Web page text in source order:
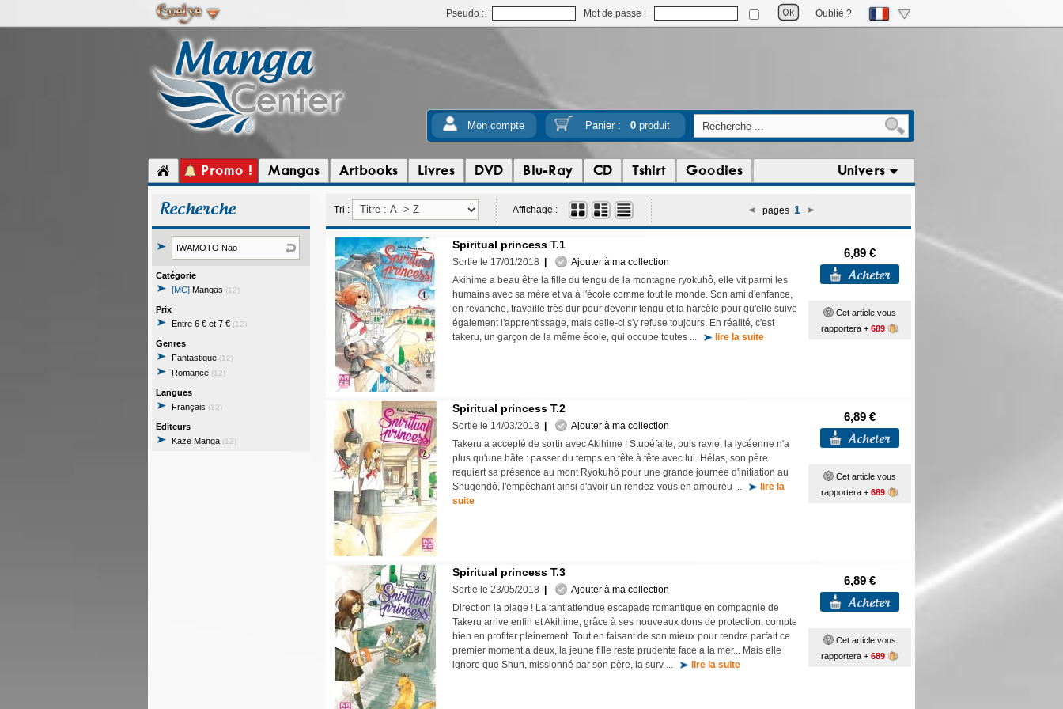
Pseudo : Mot de passe : Oublié ?
Mon compte Panier : 0produit
Promo ! Mangas Artbooks Livres DVD Blu-Ray CD Tshirt Goodies Univers
Recherche
Catégorie
[MC] Mangas (12)
Prix
Entre 6 € et 7 € (12)
Genres
Fantastique (12)
Romance (12)
Langues
Français (12)
Editeurs
Kaze Manga (12)
Tri : Affichage : pages 1
Spiritual princess T.1
Sortie le 17/01/2018
Ajouter à ma collection
Akihime a beau être la fille du tengu de la montagne ryokuhô, elle vit parmi les
humains avec sa mère et va à l'école comme tout le monde. Son ami d'enfance,
en revanche, travaille très dur pour devenir tengu et la harcèle pour qu'elle suive
également l'apprentissage, mais celle-ci s'y refuse toujours. En réalité, c'est
takeru, un garçon de la même école, qui occupe toutes ...
lire la suite
6,89 €
Cet article vous
rapportera + 689
Spiritual princess T.2
Sortie le 14/03/2018
Ajouter à ma collection
Takeru a accepté de sortir avec Akihime ! Stupéfaite, puis ravie, la lycéenne n'a
plus qu'une hâte : passer du temps en tête à tête avec lui. Hélas, son père
requiert sa présence au mont Ryokuhô pour une grande journée d'initiation au
Shugendô, l'empêchant ainsi d'avoir un rendez-vous en amoureu ...
lire la
suite
6,89 €
Cet article vous
rapportera + 689
Spiritual princess T.3
Sortie le 23/05/2018
Ajouter à ma collection
Direction la plage ! La tant attendue escapade romantique en compagnie de
Takeru arrive enfin et Akihime, grâce à ses nouveaux dons de protection, compte
bien en profiter pleinement. Tout en faisant de son mieux pour rendre parfait ce
premier moment à deux, la jeune fille reste prudente face à la mer... Mais elle
ignore que Shun, missionné par son père, la surv ...
lire la suite
6,89 €
Cet article vous
rapportera + 689